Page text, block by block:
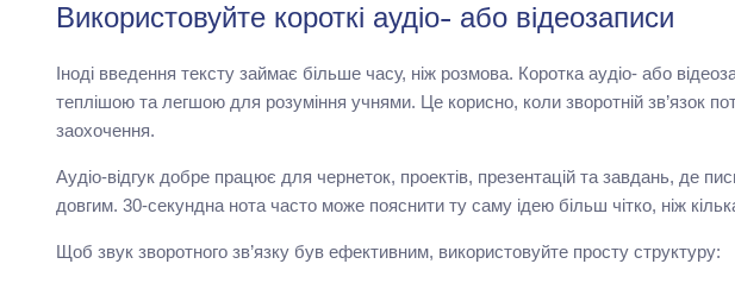
Використовуйте короткі аудіо- або відеозаписи
Іноді введення тексту займає більше часу, ніж розмова. Коротка аудіо- або
теплішою та легшою для розуміння учнями. Це корисно, коли зворотній зв’язок
заохочення.
Аудіо-відгук добре працює для чернеток, проектів, презентацій та завдань, де
довгим. 30-секундна нота часто може пояснити ту саму ідею більш чітко, ніж
Щоб звук зворотного зв’язку був ефективним, використовуйте просту структуру: